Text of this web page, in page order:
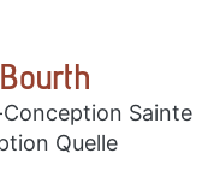
Conception Sainte
Quelle